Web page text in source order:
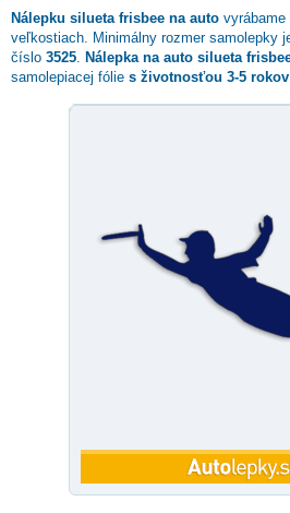
Nálepku silueta frisbee na auto vyrábame
veľkostiach. Minimálny rozmer samolepky
číslo 3525 Nálepka na auto silueta
samolepiacej fólie s životnosťou 3-5 rokov